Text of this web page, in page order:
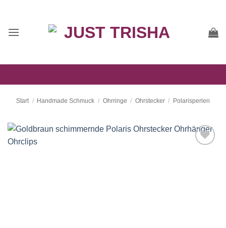
springen
Start / Handmade Schmuck / Ohrringe / Ohrstecker / Polarisperlen